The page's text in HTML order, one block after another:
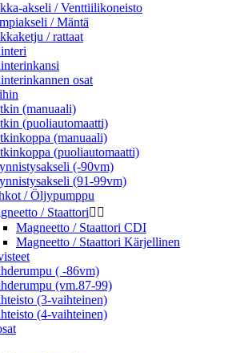
akseli / Venttiilikoneisto
/ Mäntä
/ rattaat
osat
(manuaali)
(puoliautomaatti)
(manuaali)
(puoliautomaatti)
(-90vm)
(91-99vm)
/ Öljypumppu
/ Staattori 
Magneetto / Staattori CDI
Magneetto / Staattori Kärjellinen
( -86vm)
(vm.87-99)
(3-vaihteinen)
(4-vaihteinen)